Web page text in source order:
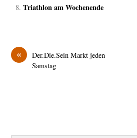
Triathlon am Wochenende
«
Der.Die.Sein Markt jeden
Samstag